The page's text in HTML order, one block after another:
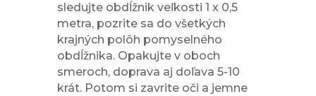
sledujte obdĺžnik veľkosti 1 x 0,5
metra, pozrite sa do všetkých
krajných polôh pomyselného
obdĺžnika. Opakujte v oboch
smeroch, doprava aj doľava 5-10
krát. Potom si zavrite oči a jemne